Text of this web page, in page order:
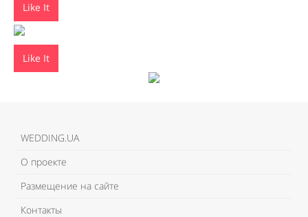
Like It
Like It
WEDDING.UA
О проекте
Размещение на сайте
Контакты